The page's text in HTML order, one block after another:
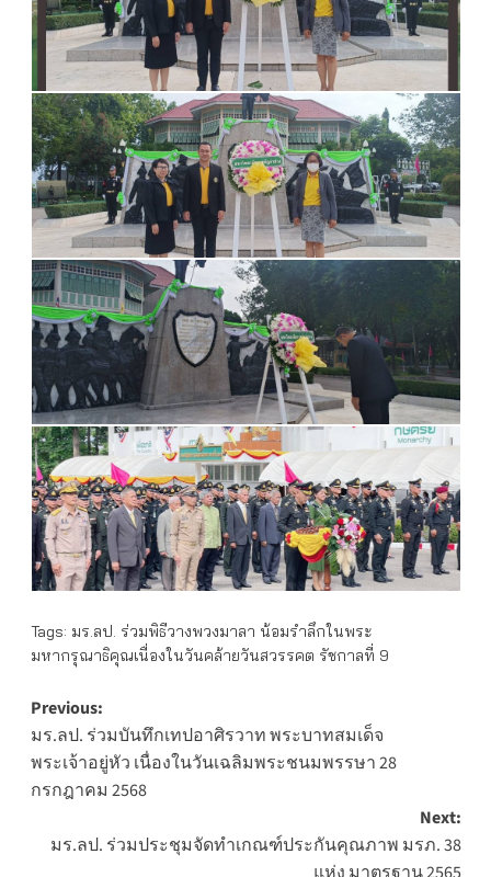
Tags: มร.ลป. ร่วมพิธีวางพวงมาลา น้อมรำลึกในพระ
มหากรุณาธิคุณเนื่องในวันคล้ายวันสวรรคต รัชกาลที่ 9
Post
navigation
Previous:
มร.ลป. ร่วมบันทึกเทปอาศิรวาท พระบาทสมเด็จ
พระเจ้าอยู่หัว เนื่องในวันเฉลิมพระชนมพรรษา 28
กรกฎาคม 2568
Next:
มร.ลป. ร่วมประชุมจัดทำเกณฑ์ประกันคุณภาพ มรภ. 38